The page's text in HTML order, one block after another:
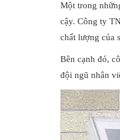
Một trong
cậy. Công ty
chất lượng của
Bên cạnh đó,
đội ngũ nhân